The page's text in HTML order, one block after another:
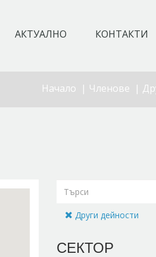
АКТУАЛНО КОНТАКТИ
Начало | Членове |
Други дейности
СЕКТОР